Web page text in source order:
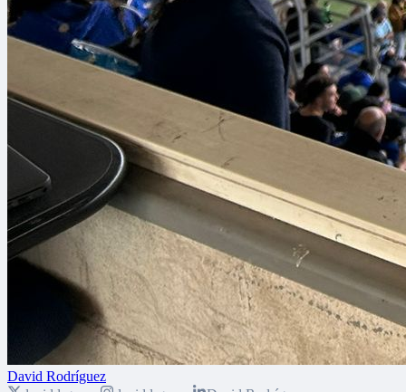
David Rodríguez